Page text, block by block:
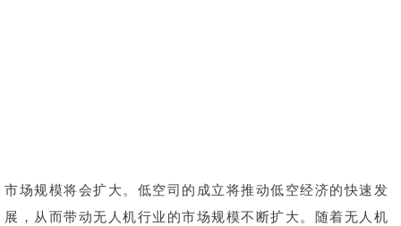
市场规模将会扩大。低空司的成立将推动低空经济的快速发
展，从而带动无人机行业的市场规模不断扩大。随着无人机